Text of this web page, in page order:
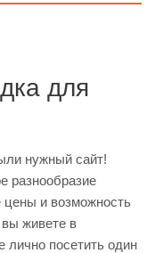
для
нужный сайт!
разнообразие
цены и возможность
вы живете в
лично посетить один